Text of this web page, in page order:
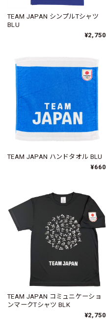
TEAM JAPAN シンプルTシャツ
BLU
¥2,750
TEAM JAPAN ハンドタオル BLU
¥660
TEAM JAPAN コミュニケーショ
ンマークTシャツ BLK
¥2,750